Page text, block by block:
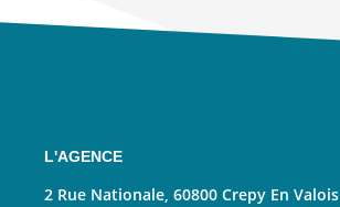
L'AGENCE
2 Rue Nationale, 60800 Crepy En Valois